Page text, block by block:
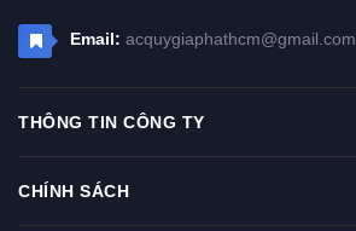
Email: acquygiaphathcm@gmail.com
THÔNG TIN CÔNG TY
CHÍNH SÁCH